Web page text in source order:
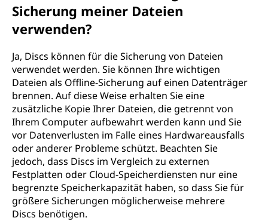
Sicherung meiner Dateien
verwenden?
Ja, Discs können für die Sicherung von Dateien
verwendet werden. Sie können Ihre wichtigen
Dateien als Offline-Sicherung auf einen Datenträger
brennen. Auf diese Weise erhalten Sie eine
zusätzliche Kopie Ihrer Dateien, die getrennt von
Ihrem Computer aufbewahrt werden kann und Sie
vor Datenverlusten im Falle eines Hardwareausfalls
oder anderer Probleme schützt. Beachten Sie
jedoch, dass Discs im Vergleich zu externen
Festplatten oder Cloud-Speicherdiensten nur eine
begrenzte Speicherkapazität haben, so dass Sie für
größere Sicherungen möglicherweise mehrere
Discs benötigen.